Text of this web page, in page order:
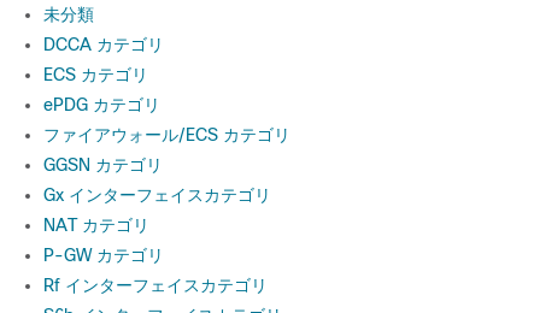
未分類
DCCA カテゴリ
ECS カテゴリ
ePDG カテゴリ
ファイアウォール/ECS カテゴリ
GGSN カテゴリ
Gx インターフェイスカテゴリ
NAT カテゴリ
P-GW カテゴリ
Rf インターフェイスカテゴリ